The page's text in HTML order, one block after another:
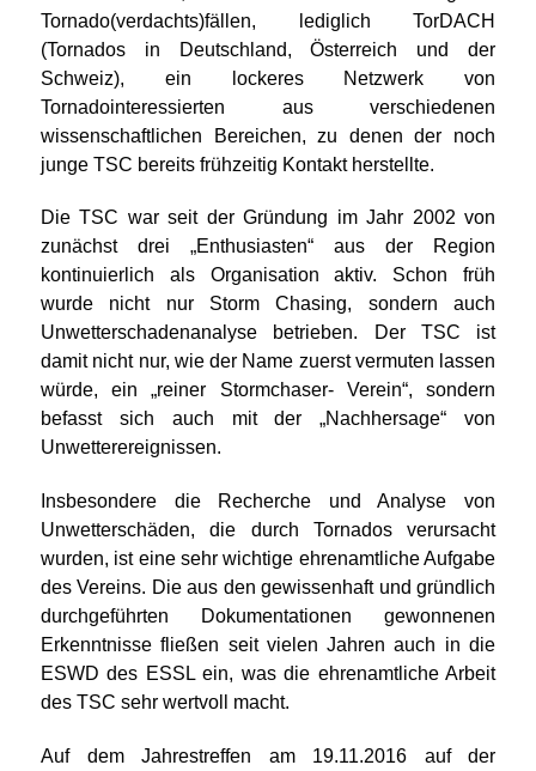
Tornado(verdachts)fällen, lediglich TorDACH
(Tornados in Deutschland, Österreich und der
Schweiz), ein lockeres Netzwerk von
Tornadointeressierten aus verschiedenen
wissenschaftlichen Bereichen, zu denen der noch
junge TSC bereits frühzeitig Kontakt herstellte.
Die TSC war seit der Gründung im Jahr 2002 von
zunächst drei „Enthusiasten“ aus der Region
kontinuierlich als Organisation aktiv. Schon früh
wurde nicht nur Storm Chasing, sondern auch
Unwetterschadenanalyse betrieben. Der TSC ist
damit nicht nur, wie der Name zuerst vermuten lassen
würde, ein „reiner Stormchaser- Verein“, sondern
befasst sich auch mit der „Nachhersage“ von
Unwetterereignissen.
Insbesondere die Recherche und Analyse von
Unwetterschäden, die durch Tornados verursacht
wurden, ist eine sehr wichtige ehrenamtliche Aufgabe
des Vereins. Die aus den gewissenhaft und gründlich
durchgeführten Dokumentationen gewonnenen
Erkenntnisse fließen seit vielen Jahren auch in die
ESWD des ESSL ein, was die ehrenamtliche Arbeit
des TSC sehr wertvoll macht.
Auf dem Jahrestreffen am 19.11.2016 auf der